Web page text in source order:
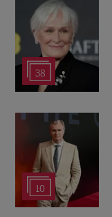
38
10